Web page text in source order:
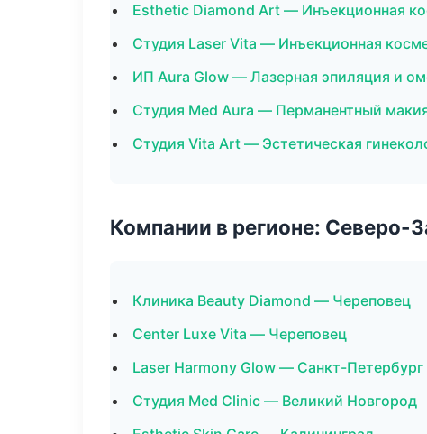
Esthetic Diamond Art — Инъекционная
Студия Laser Vita — Инъекционная
ИП Aura Glow — Лазерная эпиляция и
Студия Med Aura — Перманентный
Студия Vita Art — Эстетическая
Компании в регионе: Северо-
Клиника Beauty Diamond — Череповец
Center Luxe Vita — Череповец
Laser Harmony Glow — Санкт-Петербург
Студия Med Clinic — Великий Новгород